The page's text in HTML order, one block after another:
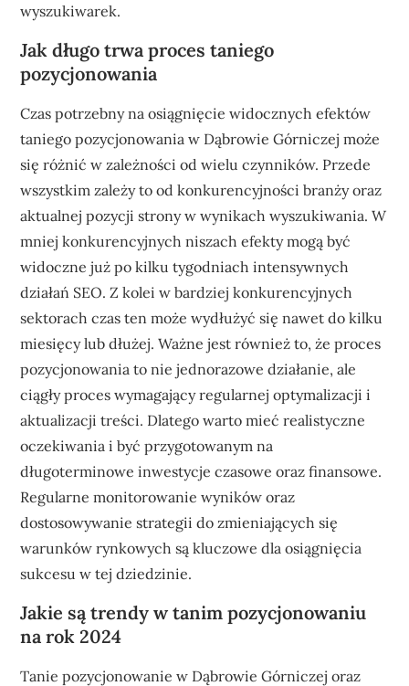
wyszukiwarek.
Jak długo trwa proces taniego
pozycjonowania
Czas potrzebny na osiągnięcie widocznych efektów
taniego pozycjonowania w Dąbrowie Górniczej może
się różnić w zależności od wielu czynników. Przede
wszystkim zależy to od konkurencyjności branży oraz
aktualnej pozycji strony w wynikach wyszukiwania. W
mniej konkurencyjnych niszach efekty mogą być
widoczne już po kilku tygodniach intensywnych
działań SEO. Z kolei w bardziej konkurencyjnych
sektorach czas ten może wydłużyć się nawet do kilku
miesięcy lub dłużej. Ważne jest również to, że proces
pozycjonowania to nie jednorazowe działanie, ale
ciągły proces wymagający regularnej optymalizacji i
aktualizacji treści. Dlatego warto mieć realistyczne
oczekiwania i być przygotowanym na
długoterminowe inwestycje czasowe oraz finansowe.
Regularne monitorowanie wyników oraz
dostosowywanie strategii do zmieniających się
warunków rynkowych są kluczowe dla osiągnięcia
sukcesu w tej dziedzinie.
Jakie są trendy w tanim pozycjonowaniu
na rok 2024
Tanie pozycjonowanie w Dąbrowie Górniczej oraz